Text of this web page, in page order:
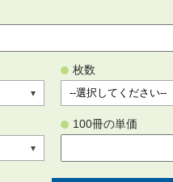
枚数
100冊の単価